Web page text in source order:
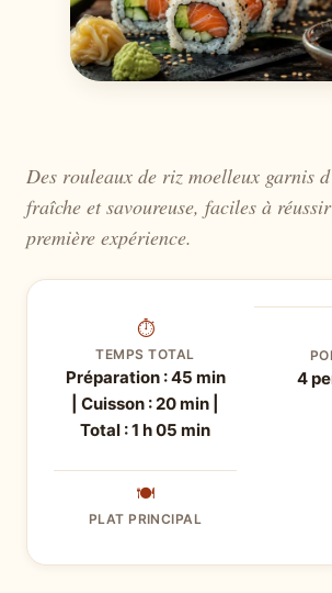
Des rouleaux de riz moelleux garnis
fraîche et savoureuse, faciles à
première expérience.
⏱
TEMPS TOTAL
Préparation : 45 min
| Cuisson : 20 min |
Total : 1 h 05 min
4
🍽
PLAT PRINCIPAL